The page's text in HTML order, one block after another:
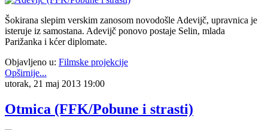
Šokirana slepim verskim zanosom novodošle Adevijč, upravnica je
isteruje iz samostana. Adevijč ponovo postaje Selin, mlada
Parižanka i kćer diplomate.
Objavljeno u: Filmske projekcije
Opširnije...
utorak, 21 maj 2013 19:00
Otmica (FFK/Pobune i strasti)